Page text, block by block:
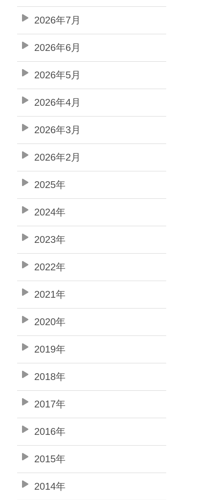
2026年7月
2026年6月
2026年5月
2026年4月
2026年3月
2026年2月
2025年
2024年
2023年
2022年
2021年
2020年
2019年
2018年
2017年
2016年
2015年
2014年